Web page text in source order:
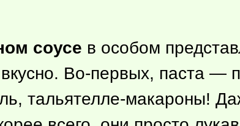
соусе в особом
Во-первых, паста —
тальятелле-макароны!